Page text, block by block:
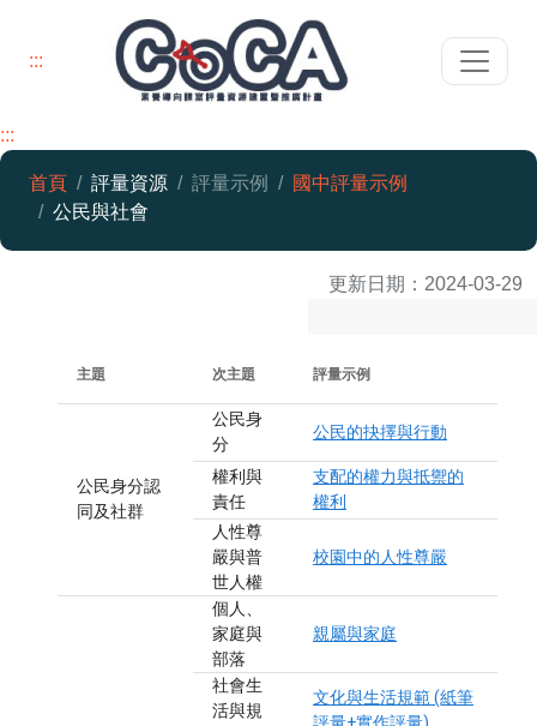
:::
:::
首頁 評量資源 評量示例
國中評量示例
公民與社會
更新日期： 2024-03-29